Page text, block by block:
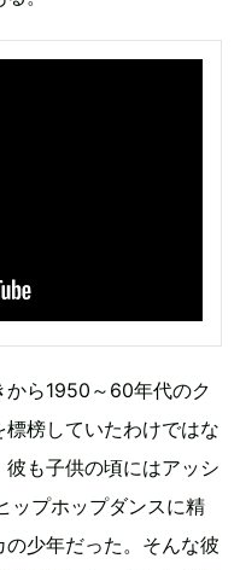
から1950～60年代のク
榜していたわけではな
も子供の頃にはアッシ
ップホップダンスに精
少年だった。そんな彼